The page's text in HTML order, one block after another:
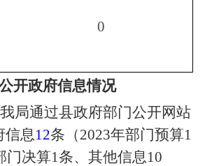
0
开政府信息情况
局通过县政府部门公开网站
信息12条（2023年部门预算1
门决算1条、其他信息10